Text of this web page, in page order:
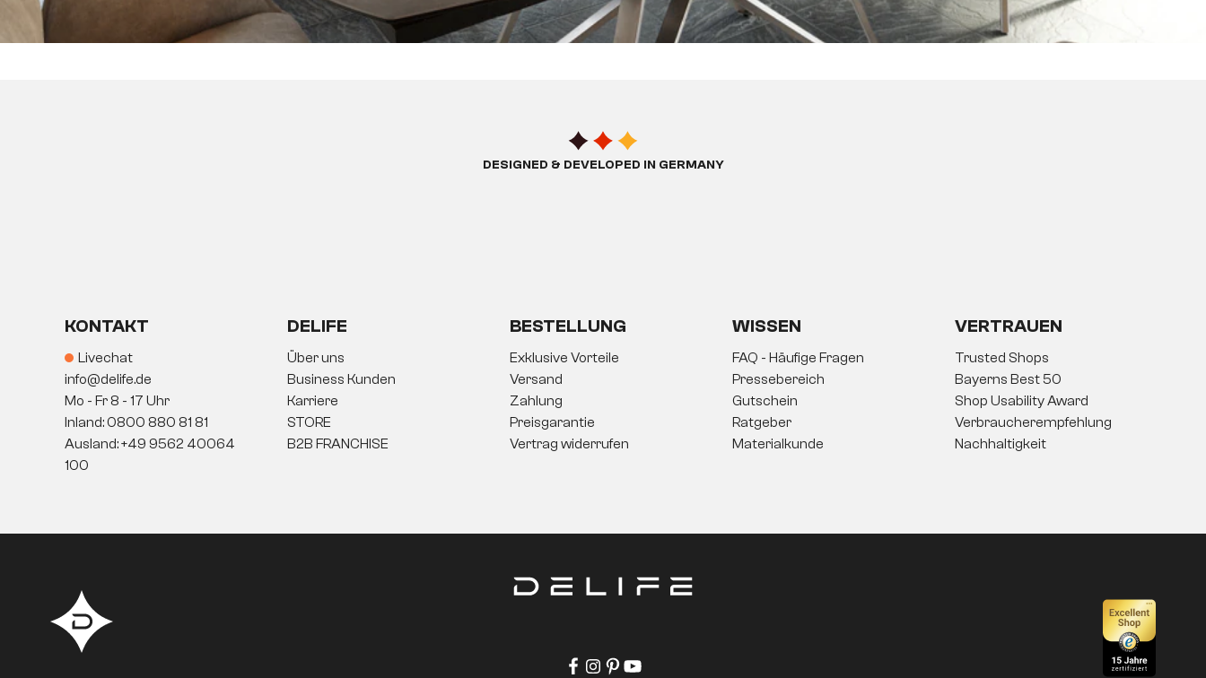
DESIGNED & DEVELOPED IN GERMANY
KONTAKT
Livechat
info@delife.de
Mo - Fr 8 - 17 Uhr
Inland: 0800 880 81 81
Ausland: +49 9562 40064
100
DELIFE
Über uns
Business Kunden
Karriere
STORE
B2B FRANCHISE
BESTELLUNG
Exklusive Vorteile
Versand
Zahlung
Preisgarantie
Vertrag widerrufen
WISSEN
FAQ - Häufige Fragen
Pressebereich
Gutschein
Ratgeber
Materialkunde
VERTRAUEN
Trusted Shops
Bayerns Best 50
Shop Usability Award
Verbraucherempfehlung
Nachhaltigkeit